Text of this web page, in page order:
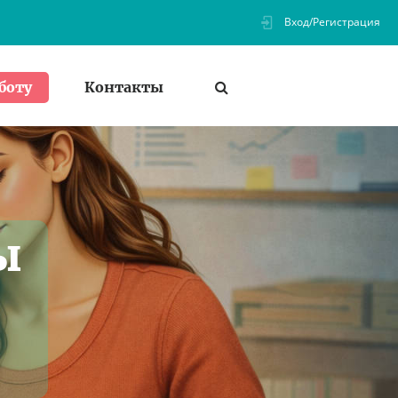
Вход/Регистрация
Контакты